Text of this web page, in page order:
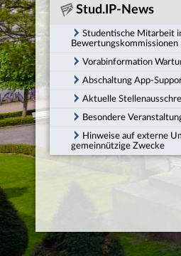
Stud.IP-News
Studentische Mitarbeit
Bewertungskommissionen
Vorabinformation
Abschaltung App-
Aktuelle
Besondere
Hinweise auf externe
gemeinnützige Zwecke